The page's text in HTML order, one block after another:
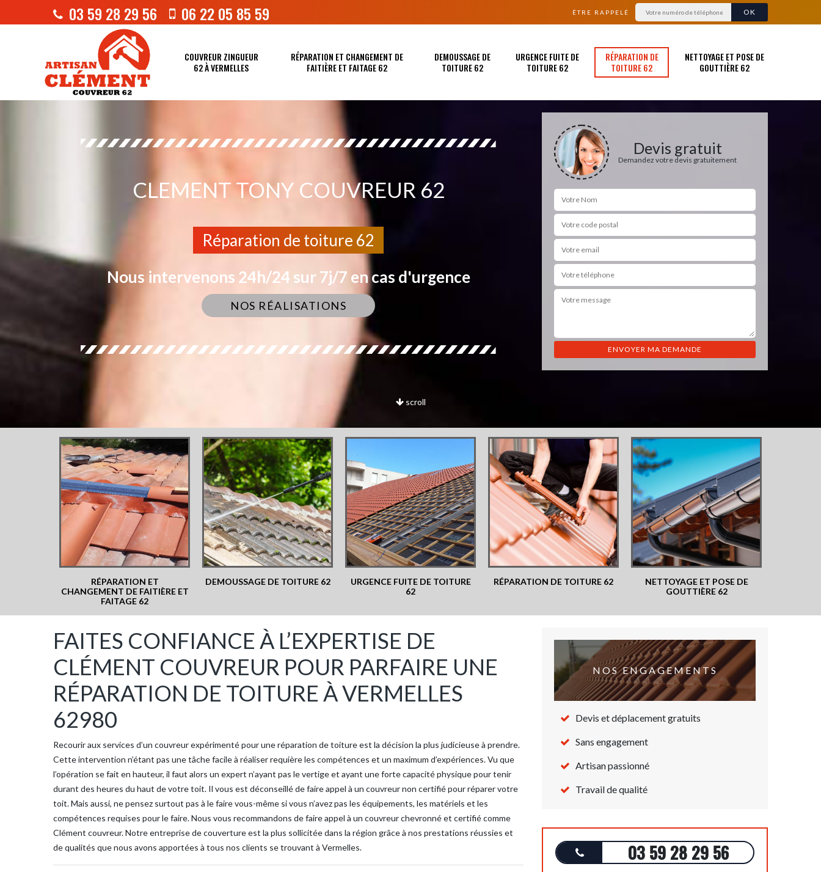
03 59 28 29 56 06 22 05 85 59 ÊTRE RAPPELÉ
COUVREUR ZINGUEUR
62 À VERMELLES
RÉPARATION ET CHANGEMENT DE
FAITIÈRE ET FAITAGE 62
DEMOUSSAGE DE
TOITURE 62
URGENCE FUITE DE
TOITURE 62
RÉPARATION DE
TOITURE 62
NETTOYAGE ET POSE DE
GOUTTIÈRE 62
scroll
CLEMENT TONY COUVREUR 62
Réparation de toiture 62
Nous intervenons 24h/24 sur 7j/7 en cas d'urgence
NOS RÉALISATIONS
Devis gratuit
Demandez votre devis gratuitement
RÉPARATION ET
CHANGEMENT DE FAITIÈRE ET
FAITAGE 62
DEMOUSSAGE DE TOITURE 62
URGENCE FUITE DE TOITURE
62
RÉPARATION DE TOITURE 62
NETTOYAGE ET POSE DE
GOUTTIÈRE 62
FAITES CONFIANCE À L’EXPERTISE DE
CLÉMENT COUVREUR POUR PARFAIRE UNE
RÉPARATION DE TOITURE À VERMELLES
62980
Recourir aux services d’un couvreur expérimenté pour une réparation de toiture est la décision la plus judicieuse à prendre.
Cette intervention n’étant pas une tâche facile à réaliser requière les compétences et un maximum d’expériences. Vu que
l’opération se fait en hauteur, il faut alors un expert n’ayant pas le vertige et ayant une forte capacité physique pour tenir
durant des heures du haut de votre toit. Il vous est déconseillé de faire appel à un couvreur non certifié pour réparer votre
toit. Mais aussi, ne pensez surtout pas à le faire vous-même si vous n’avez pas les équipements, les matériels et les
compétences requises pour le faire. Nous vous recommandons de faire appel à un couvreur chevronné et certifié comme
Clément couvreur. Notre entreprise de couverture est la plus sollicitée dans la région grâce à nos prestations réussies et
de qualités que nous avons apportées à tous nos clients se trouvant à Vermelles.
NOS ENGAGEMENTS
Devis et déplacement gratuits
Sans engagement
Artisan passionné
Travail de qualité
03 59 28 29 56